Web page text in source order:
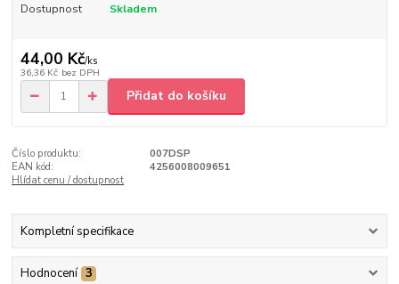
Dostupnost Skladem
44,00 Kč/ks
36,36 Kč bez DPH
Přidat do košíku
Číslo produktu:
007DSP
EAN kód:
4256008009651
Hlídat cenu / dostupnost
Kompletní specifikace
Hodnocení 3